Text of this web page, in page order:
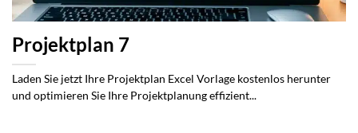
Projektplan 7
Laden Sie jetzt Ihre Projektplan Excel Vorlage kostenlos herunter
und optimieren Sie Ihre Projektplanung effizient...